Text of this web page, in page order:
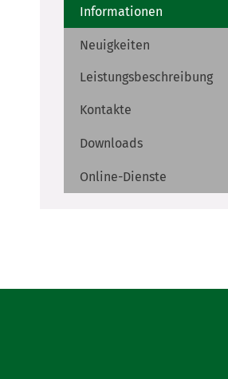
Informationen
Neuigkeiten
Leistungsbeschreibung
Kontakte
Downloads
Online-Dienste